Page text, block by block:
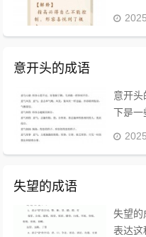
意开头的成语
意开头
下是一
失望的成语
失望的
表达